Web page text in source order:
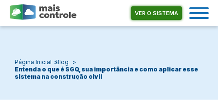
VER O SISTEMA
Página Inicial Blog
Entenda o que é SGQ, sua importância e como aplicar esse
sistema na construção civil